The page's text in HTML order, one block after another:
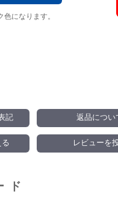
になります。
記 返品につい
る レビューを
ド